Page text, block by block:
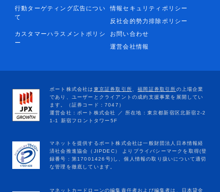
行動ターゲティング広告につい
て
情報セキュリティポリシー
反社会的勢力排除ポリシー
カスタマーハラスメントポリシ
ー
お問い合わせ
運営会社情報
マネットカードローンの編集責任者および編集者は、日本貸金